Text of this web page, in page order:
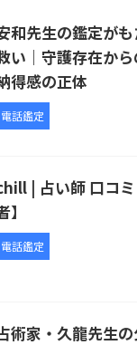
和先生の鑑定が
い｜守護存在か
得感の正体
電話鑑定
| 占い師 口コ
】
電話鑑定
術家・久龍先生